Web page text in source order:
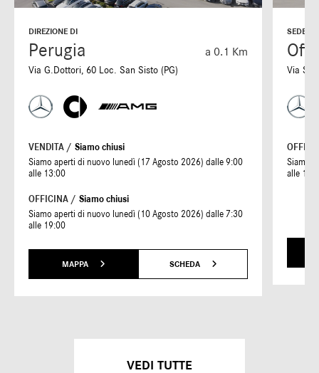
DIREZIONE DI
Perugia a 0.1 Km
Via G.Dottori, 60 Loc. San Sisto (PG)
VENDITA / Siamo chiusi
Siamo aperti di nuovo lunedì (17 Agosto 2026) dalle 9:00
alle 13:00
OFFICINA / Siamo chiusi
Siamo aperti di nuovo lunedì (10 Agosto 2026) dalle 7:30
alle 19:00
MAPPA SCHEDA
SEDE DI
Via S.
Siamo
alle
VEDI TUTTE